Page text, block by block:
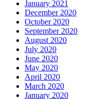
January 2021
December 2020
October 2020
September 2020
August 2020
July 2020
June 2020
May 2020
April 2020
March 2020
January 2020